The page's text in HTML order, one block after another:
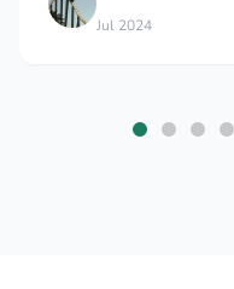
Jul 2024